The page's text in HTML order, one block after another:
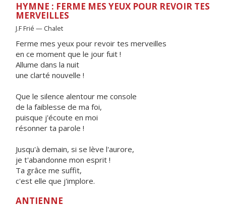
HYMNE : FERME MES YEUX POUR REVOIR TES
MERVEILLES
J.F Frié — Chalet
Ferme mes yeux pour revoir tes merveilles
en ce moment que le jour fuit !
Allume dans la nuit
une clarté nouvelle !
Que le silence alentour me console
de la faiblesse de ma foi,
puisque j'écoute en moi
résonner ta parole !
Jusqu'à demain, si se lève l'aurore,
je t'abandonne mon esprit !
Ta grâce me suffit,
c'est elle que j'implore.
ANTIENNE